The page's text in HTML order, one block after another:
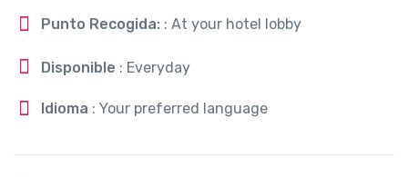
Punto Recogida: : At your hotel lobby
Disponible : Everyday
Idioma : Your preferred language